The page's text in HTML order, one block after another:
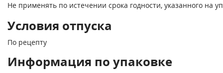
Не применять по истечении срока годности, указанного на
Условия отпуска
По рецепту
Информация по упаковке